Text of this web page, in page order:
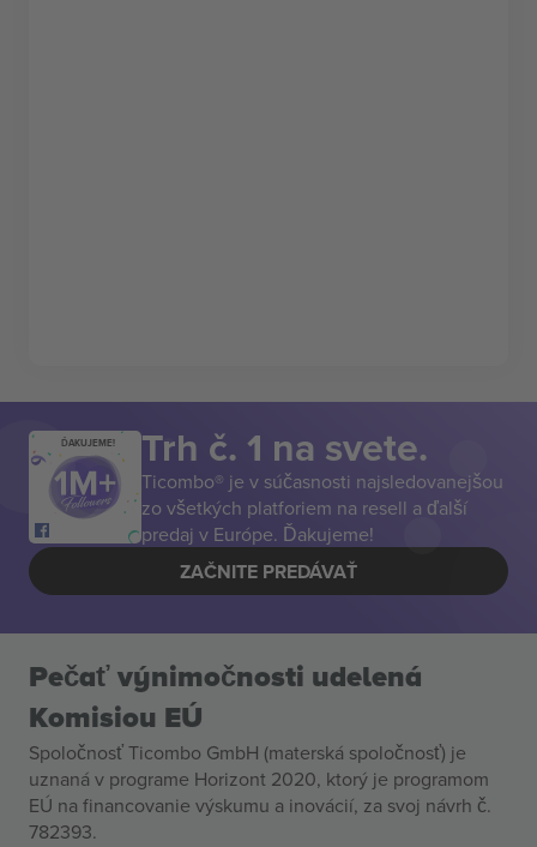
ĎAKUJEME! Trh č. 1 na svete.
Ticombo® je v súčasnosti najsledovanejšou
zo všetkých platforiem na resell a ďalší
predaj v Európe. Ďakujeme!
ZAČNITE PREDÁVAŤ
Pečať výnimočnosti udelená
Komisiou EÚ
Spoločnosť Ticombo GmbH (materská spoločnosť) je
uznaná v programe Horizont 2020, ktorý je programom
EÚ na financovanie výskumu a inovácií, za svoj návrh č.
782393.